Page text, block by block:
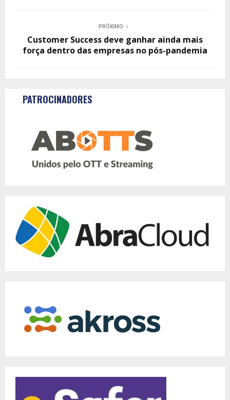
PRÓXIMO
Customer Success deve ganhar ainda mais
força dentro das empresas no pós-pandemia
PATROCINADORES